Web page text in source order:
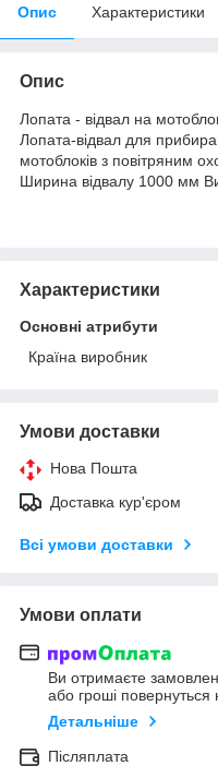
Опис Характеристики
Опис
Лопата - відвал на
Лопата-відвал для
мотоблоків з повітряним
Ширина відвалу 1000 мм
Характеристики
Основні атрибути
Країна виробник
Умови доставки
Нова Пошта
Доставка кур'єром
Всі умови доставки
Умови оплати
Ви отримаєте
або гроші повернуться
Детальніше
Післяплата